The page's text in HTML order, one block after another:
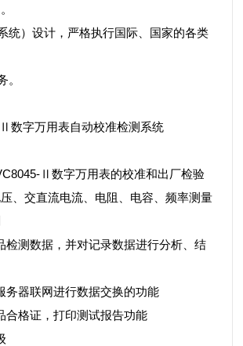
统）设计，严格执行国际、国家的各类
。
数字万用表自动校准检测系统
Ⅱ数字万用表的校准和出厂检验
、交直流电流、电阻、电容、频率测量
检测数据，并对记录数据进行分析、结
务器联网进行数据交换的功能
合格证，打印测试报告功能